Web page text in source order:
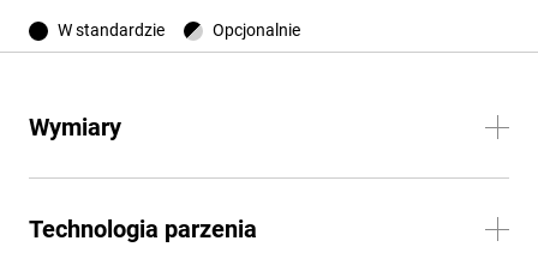
W standardzie Opcjonalnie
Wymiary
Technologia parzenia